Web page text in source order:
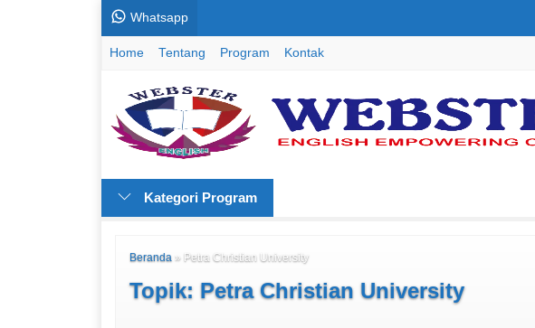
Whatsapp
Home Tentang Program Kontak
Kategori Program
Beranda » Petra Christian University
Topik: Petra Christian University